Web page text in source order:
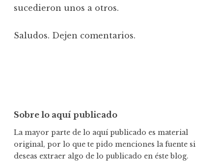
sucedieron unos a otros.
Saludos. Dejen comentarios.
Sobre lo aquí publicado
La mayor parte de lo aquí publicado es material
original, por lo que te pido menciones la fuente si
deseas extraer algo de lo publicado en éste blog.